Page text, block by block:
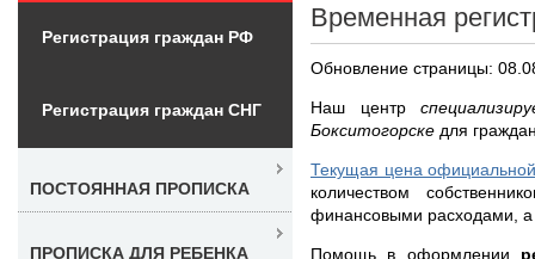
Временная
Обновление страницы:
Наш центр
Бокситогорске для
Текущая цена официальной
количеством
финансовыми расходами, а
Помощь в оформлении
Регистрация граждан РФ
Регистрация граждан СНГ
ПОСТОЯННАЯ ПРОПИСКА
ПРОПИСКА ДЛЯ РЕБЕНКА